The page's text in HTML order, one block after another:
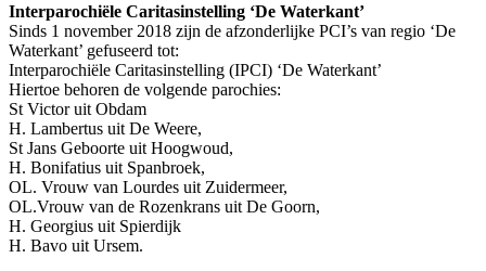
Interparochiële Caritasinstelling ‘De Waterkant’
Sinds 1 november 2018 zijn de afzonderlijke PCI’s van regio ‘De
Waterkant’ gefuseerd tot:
Interparochiële Caritasinstelling (IPCI) ‘De Waterkant’
Hiertoe behoren de volgende parochies:
St Victor uit Obdam
H. Lambertus uit De Weere,
St Jans Geboorte uit Hoogwoud,
H. Bonifatius uit Spanbroek,
OL. Vrouw van Lourdes uit Zuidermeer,
OL.Vrouw van de Rozenkrans uit De Goorn,
H. Georgius uit Spierdijk
H. Bavo uit Ursem.